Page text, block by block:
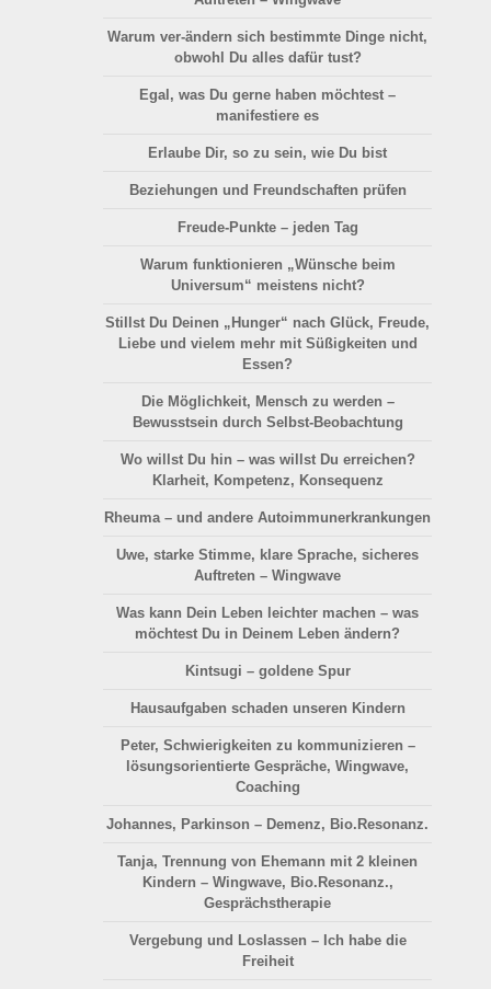
Warum ver-ändern sich bestimmte Dinge nicht,
obwohl Du alles dafür tust?
Egal, was Du gerne haben möchtest –
manifestiere es
Erlaube Dir, so zu sein, wie Du bist
Beziehungen und Freundschaften prüfen
Freude-Punkte – jeden Tag
Warum funktionieren „Wünsche beim
Universum“ meistens nicht?
Stillst Du Deinen „Hunger“ nach Glück, Freude,
Liebe und vielem mehr mit Süßigkeiten und
Essen?
Die Möglichkeit, Mensch zu werden –
Bewusstsein durch Selbst-Beobachtung
Wo willst Du hin – was willst Du erreichen?
Klarheit, Kompetenz, Konsequenz
Rheuma – und andere Autoimmunerkrankungen
Uwe, starke Stimme, klare Sprache, sicheres
Auftreten – Wingwave
Was kann Dein Leben leichter machen – was
möchtest Du in Deinem Leben ändern?
Kintsugi – goldene Spur
Hausaufgaben schaden unseren Kindern
Peter, Schwierigkeiten zu kommunizieren –
lösungsorientierte Gespräche, Wingwave,
Coaching
Johannes, Parkinson – Demenz, Bio.Resonanz.
Tanja, Trennung von Ehemann mit 2 kleinen
Kindern – Wingwave, Bio.Resonanz.,
Gesprächstherapie
Vergebung und Loslassen – Ich habe die
Freiheit